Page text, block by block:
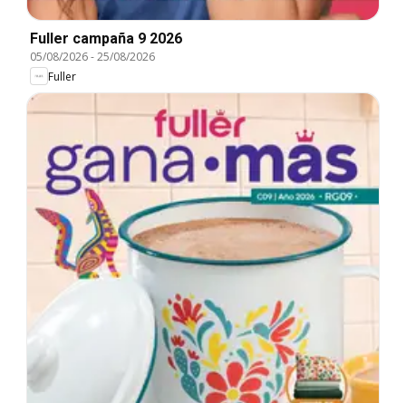
Fuller campaña 9 2026
05/08/2026-25/08/2026
Fuller